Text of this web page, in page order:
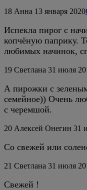
18 Анна 13 января 2020
Испекла пирог с
копчёную паприку.
любимых начинок,
19 Светлана 31 июля
А пирожки с
семейное)) Очень
с черемшой.
20 Алексей Онегин 31
Со свежей или
21 Светлана 31 июля
Свежей !